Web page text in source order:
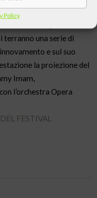
Policysegue l’inaugurazione
terranno una serie di
e sul suo
la proiezione del
Imam,
l’orchestra Opera
FESTIVAL